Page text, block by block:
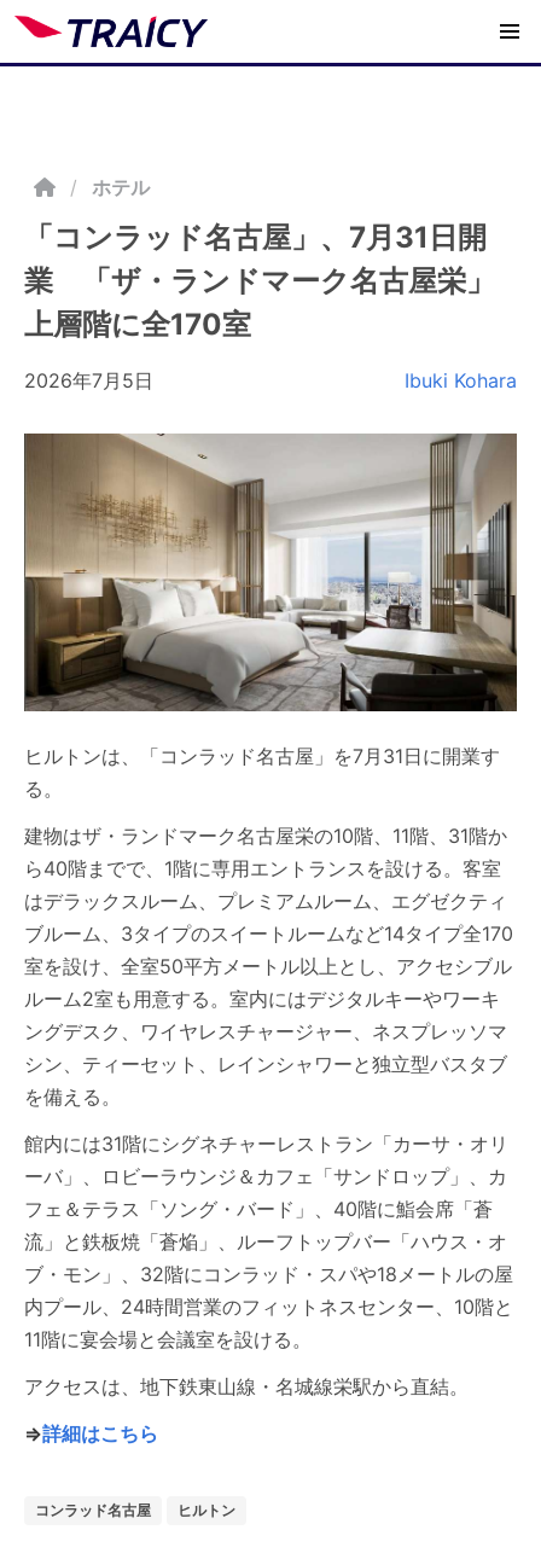
/ ホテル
「コンラッド名古屋」、7月31日開
業 「ザ・ランドマーク名古屋栄」
上層階に全170室
2026年7月5日 Ibuki Kohara
ヒルトンは、「コンラッド名古屋」を7月31日に開業す
る。
建物はザ・ランドマーク名古屋栄の10階、11階、31階か
ら40階までで、1階に専用エントランスを設ける。客室
はデラックスルーム、プレミアムルーム、エグゼクティ
ブルーム、3タイプのスイートルームなど14タイプ全170
室を設け、全室50平方メートル以上とし、アクセシブル
ルーム2室も用意する。室内にはデジタルキーやワーキ
ングデスク、ワイヤレスチャージャー、ネスプレッソマ
シン、ティーセット、レインシャワーと独立型バスタブ
を備える。
館内には31階にシグネチャーレストラン「カーサ・オリ
ーバ」、ロビーラウンジ＆カフェ「サンドロップ」、カ
フェ＆テラス「ソング・バード」、40階に鮨会席「蒼
流」と鉄板焼「蒼焔」、ルーフトップバー「ハウス・オ
ブ・モン」、32階にコンラッド・スパや18メートルの屋
内プール、24時間営業のフィットネスセンター、10階と
11階に宴会場と会議室を設ける。
アクセスは、地下鉄東山線・名城線栄駅から直結。
⇒詳細はこちら
コンラッド名古屋 ヒルトン